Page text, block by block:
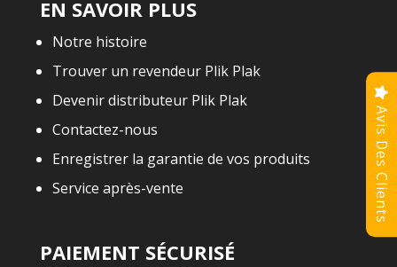
EN SAVOIR PLUS
Notre histoire
Trouver un revendeur Plik Plak
Devenir distributeur Plik Plak
Contactez-nous
Enregistrer la garantie de vos produits
Service après-vente
PAIEMENT SÉCURISÉ
Avis Des Clients